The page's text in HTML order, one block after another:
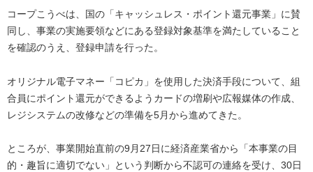
コープこうべは、国の「キャッシュレス・ポイント還元事業」に賛
同し、事業の実施要領などにある登録対象基準を満たしていること
を確認のうえ、登録申請を行った。
オリジナル電子マネー「コピカ」を使用した決済手段について、組
合員にポイント還元ができるようカードの増刷や広報媒体の作成、
レジシステムの改修などの準備を5月から進めてきた。
ところが、事業開始直前の9月27日に経済産業省から「本事業の目
的・趣旨に適切でない」という判断から不認可の連絡を受け、30日